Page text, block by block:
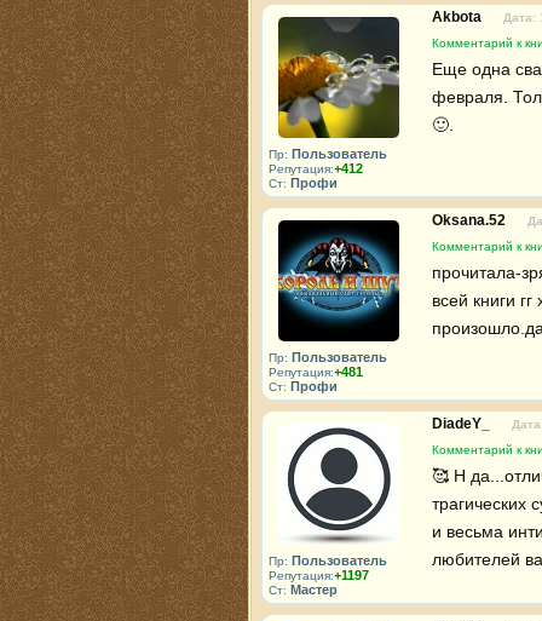
Пр: Пользователь
Репутация:+412
Ст: Профи
Akbota
Дата:
Комментарий к
Еще одна
февраля.
🙂.
Пр: Пользователь
Репутация:+481
Ст: Профи
Oksana.52
Комментарий к
прочитала-
всей книги
Пр: Пользователь
Репутация:+1197
Ст: Мастер
DiadeY_
Комментарий к
🥰 Н
трагических
и весьма
любителей